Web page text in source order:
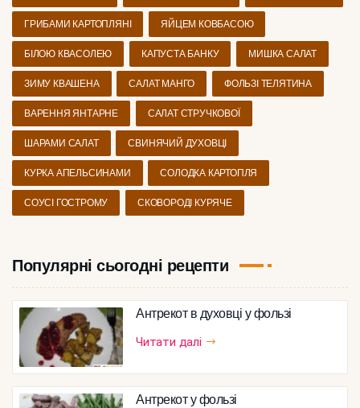
ГРИБАМИ КАРТОПЛЯНІ ЯЙЦЕМ КОВБАСОЮ
БІЛОЮ КВАСОЛЕЮ КАПУСТА БАНКУ МИШКА САЛАТ
ЗИМУ КВАШЕНА САЛАТ МАНГО ФОЛЬЗІ ТЕЛЯТИНА
ВАРЕННЯ ЯНТАРНЕ САЛАТ СТРУЧКОВОЇ
ШАРАМИ САЛАТ СВИНЯЧИЙ ДУХОВЦІ
КУРКА АПЕЛЬСИНАМИ СОЛОДКА КАРТОПЛЯ
СОУСІ ГОСТРОМУ СКОВОРОДІ КУРЯЧЕ
Популярні сьогодні рецепти
Антрекот в духовці у фользі
Читати далі
Антрекот у фользі